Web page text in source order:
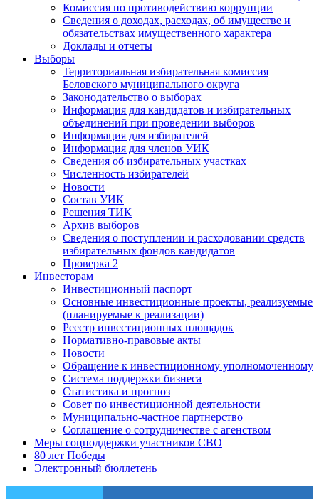
Комиссия по противодействию коррупции
Сведения о доходах, расходах, об имуществе и
обязательствах имущественного характера
Доклады и отчеты
Выборы
Территориальная избирательная комиссия
Беловского муниципального округа
Законодательство о выборах
Информация для кандидатов и избирательных
объединений при проведении выборов
Информация для избирателей
Информация для членов УИК
Сведения об избирательных участках
Численность избирателей
Новости
Состав УИК
Решения ТИК
Архив выборов
Сведения о поступлении и расходовании средств
избирательных фондов кандидатов
Проверка 2
Инвесторам
Инвестиционный паспорт
Основные инвестиционные проекты, реализуемые
(планируемые к реализации)
Реестр инвестиционных площадок
Нормативно-правовые акты
Новости
Обращение к инвестиционному уполномоченному
Система поддержки бизнеса
Статистика и прогноз
Совет по инвестиционной деятельности
Муниципально-частное партнерство
Соглашение о сотрудничестве с агенством
Меры соцподдержки участников СВО
80 лет Победы
Электронный бюллетень